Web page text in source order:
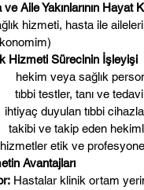
Aile Yakınlarının Hayat
hizmeti, hasta ile
)
Hizmeti Sürecinin İşleyişi
veya sağlık
testler, tanı ve
duyulan tıbbi
ve takip eden
etik ve
Avantajları
Hastalar klinik ortam